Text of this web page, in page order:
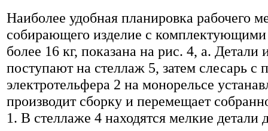
Наиболее удобная планировка рабочего
собирающего изделие с
более 16 кг, показана на рис. 4, а.
поступают на стеллаж 5, затем слесарь
электротельфера 2 на монорельсе
производит сборку и перемещает
1. В стеллаже 4 находятся мелкие детали